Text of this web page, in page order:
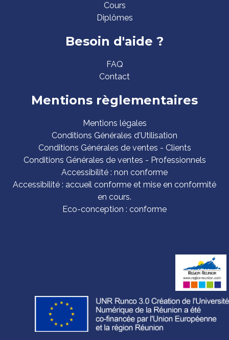
Cours
Diplômes
Besoin d'aide ?
FAQ
Contact
Mentions règlementaires
Mentions légales
Conditions Générales d'Utilisation
Conditions Générales de ventes - Clients
Conditions Générales de ventes - Professionnels
Accessibilité : non conforme
Accessibilité : accueil conforme et mise en conformité
en cours.
Eco-conception : conforme